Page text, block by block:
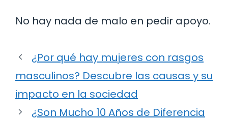
No hay nada de malo en pedir apoyo.
¿Por qué hay mujeres con rasgos
masculinos? Descubre las causas y su
impacto en la sociedad
¿Son Mucho 10 Años de Diferencia